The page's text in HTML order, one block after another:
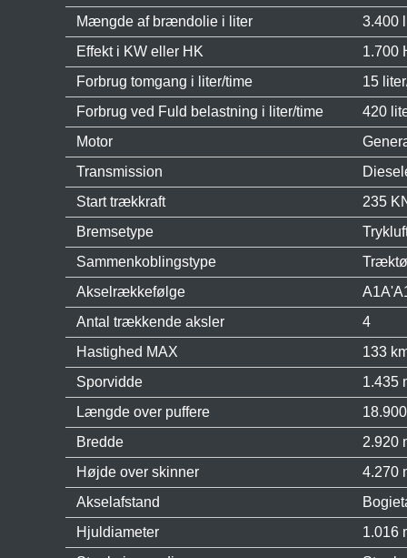
Mængde af brændolie i liter
3.400
Effekt i KW eller HK
1.700
Forbrug tomgang i liter/time
15
Forbrug ved Fuld belastning i liter/time
420
Motor
Transmission
Start trækkraft
235
Bremsetype
Sammenkoblingstype
Akselrækkefølge
Antal trækkende aksler
4
Hastighed MAX
133
Sporvidde
1.435
Længde over puffere
Bredde
2.920
Højde over skinner
4.270
Akselafstand
Hjuldiameter
1.016